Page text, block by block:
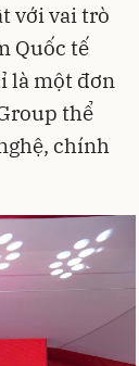
với vai trò
Quốc tế
là một đơn
thể
chính